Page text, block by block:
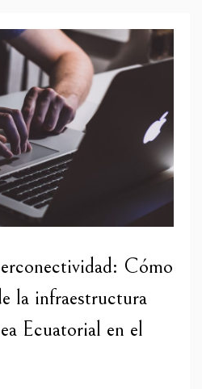
Cómo
la infraestructura
Ecuatorial en el